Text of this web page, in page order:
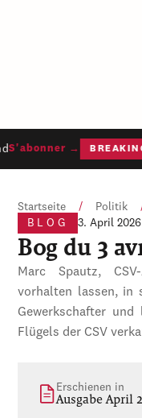
S'abonner →
Startseite / Politik
BLOG
3. April 2026
Bog du 3
Marc Spautz,
vorhalten lassen, in
Gewerkschafter
Flügels der CSV
Erschienen in
Ausgabe April